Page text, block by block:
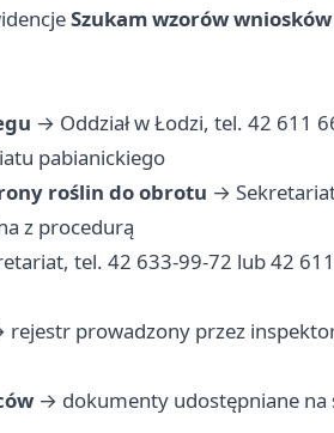
Szukam wzorów
→ Oddział w Łodzi, tel. 42 611
pabianickiego
roślin do obrotu →
z procedurą
tel. 42 633-99-72 lub 42
rejestr prowadzony przez
→ dokumenty udostępniane na